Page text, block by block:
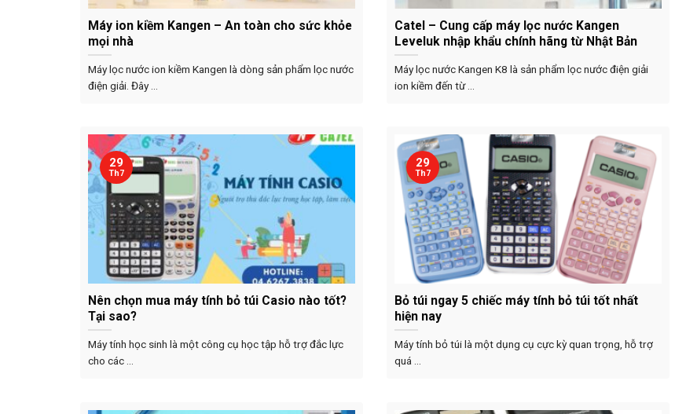
Máy ion kiềm Kangen – An toàn cho sức khỏe
mọi nhà
Máy lọc nước ion kiềm Kangen là dòng sản phẩm lọc nước
điện giải. Đây ...
Catel – Cung cấp máy lọc nước Kangen
Leveluk nhập khẩu chính hãng từ Nhật Bản
Máy lọc nước Kangen K8 là sản phẩm lọc nước điện giải
ion kiềm đến từ ...
Nên chọn mua máy tính bỏ túi Casio nào tốt?
Tại sao?
Máy tính học sinh là một công cụ học tập hỗ trợ đắc lực
cho các ...
29
Th7
Bỏ túi ngay 5 chiếc máy tính bỏ túi tốt nhất
hiện nay
Máy tính bỏ túi là một dụng cụ cực kỳ quan trọng, hỗ trợ
quá ...
29
Th7